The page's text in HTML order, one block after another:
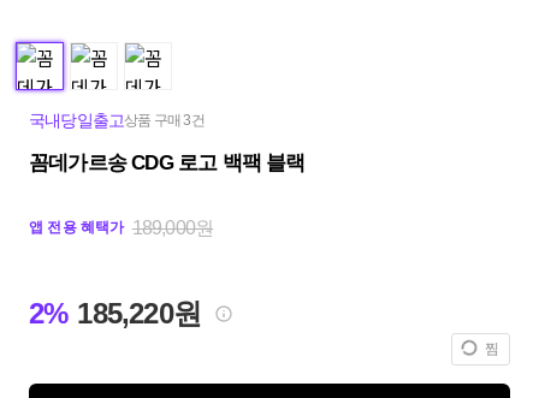
국내당일출고상품 구매 3건
꼼데가르송 CDG 로고 백팩 블랙
앱 전용 혜택가 189,000원
2% 185,220원
찜